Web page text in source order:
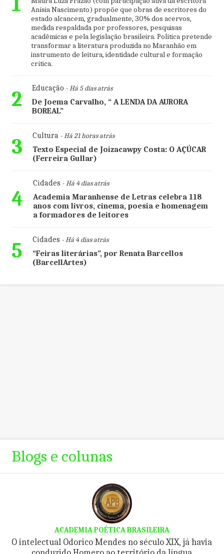
Anísia Nascimento) propõe que obras de escritores do
estado alcancem, gradualmente, 30% dos acervos,
medida respaldada por professores, pesquisas
acadêmicas e pela legislação brasileira. Política pretende
transformar a literatura produzida no Maranhão em
instrumento de leitura, identidade cultural e formação
crítica.
2 Educação - Há 5 dias atrás
De Joema Carvalho, “ A LENDA DA AURORA
BOREAL”
3 Cultura- Há 21 horas atrás
Texto Especial de Joizacawpy Costa: O AÇÚCAR
(Ferreira Gullar)
4
Cidades - Há 4 dias atrás
Academia Maranhense de Letras celebra 118
anos com livros, cinema, poesia e homenagem
a formadores de leitores
5 Cidades - Há 4 dias atrás
“Feiras literárias”, por Renata Barcellos
(BarcellArtes)
Blogs e colunas
ACADEMIA POÉTICA BRASILEIRA
O intelectual Odorico Mendes no século XIX, já havia